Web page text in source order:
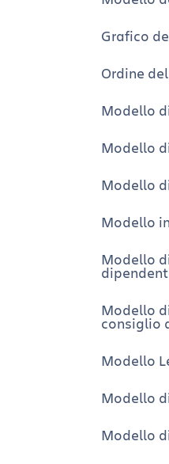
Grafico
Ordine
Modello
Modello
Modello
Modello
Modello
Modello
consiglio
Modello
Modello
Modello